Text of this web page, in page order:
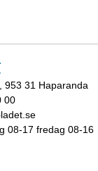
953 31 Haparanda
00
08-17 fredag 08-16